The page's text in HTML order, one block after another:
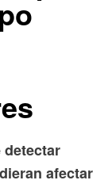
detectar
afectar